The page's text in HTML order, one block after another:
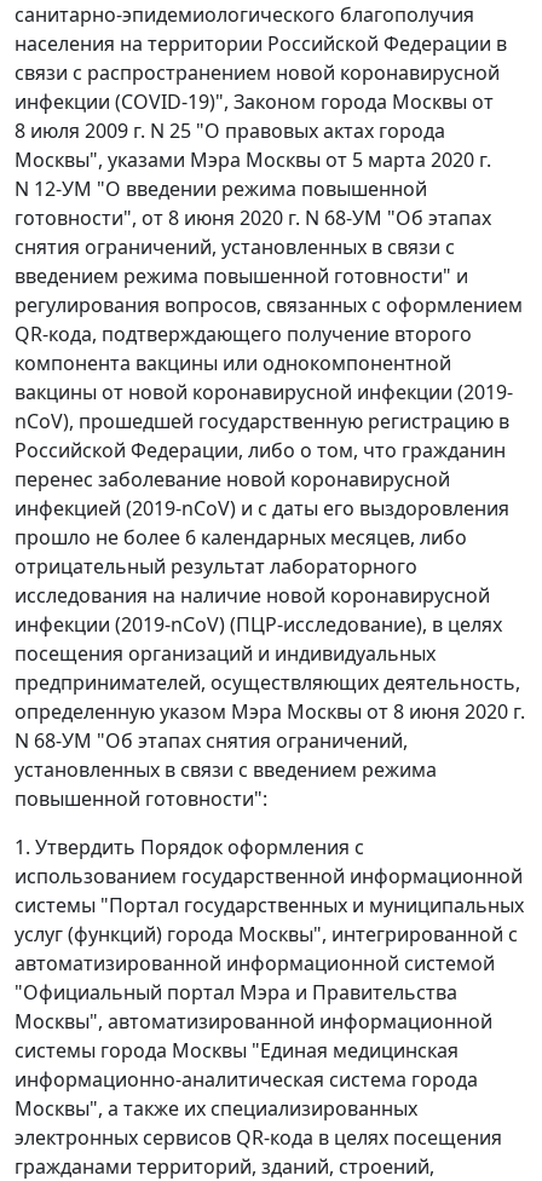
санитарно-эпидемиологического благополучия
населения на территории Российской Федерации в
связи с распространением новой коронавирусной
инфекции (COVID-19)", Законом города Москвы от
8 июля 2009 г. N 25 "О правовых актах города
Москвы", указами Мэра Москвы от 5 марта 2020 г.
N 12-УМ "О введении режима повышенной
готовности", от 8 июня 2020 г. N 68-УМ "Об этапах
снятия ограничений, установленных в связи с
введением режима повышенной готовности" и
регулирования вопросов, связанных с оформлением
QR-кода, подтверждающего получение второго
компонента вакцины или однокомпонентной
вакцины от новой коронавирусной инфекции (2019-
nCoV), прошедшей государственную регистрацию в
Российской Федерации, либо о том, что гражданин
перенес заболевание новой коронавирусной
инфекцией (2019-nCoV) и с даты его выздоровления
прошло не более 6 календарных месяцев, либо
отрицательный результат лабораторного
исследования на наличие новой коронавирусной
инфекции (2019-nCoV) (ПЦР-исследование), в целях
посещения организаций и индивидуальных
предпринимателей, осуществляющих деятельность,
определенную указом Мэра Москвы от 8 июня 2020 г.
N 68-УМ "Об этапах снятия ограничений,
установленных в связи с введением режима
повышенной готовности":
1. Утвердить Порядок оформления с
использованием государственной информационной
системы "Портал государственных и муниципальных
услуг (функций) города Москвы", интегрированной с
автоматизированной информационной системой
"Официальный портал Мэра и Правительства
Москвы", автоматизированной информационной
системы города Москвы "Единая медицинская
информационно-аналитическая система города
Москвы", а также их специализированных
электронных сервисов QR-кода в целях посещения
гражданами территорий, зданий, строений,